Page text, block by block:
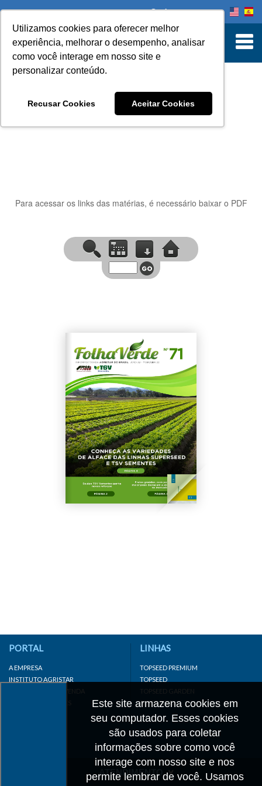
Utilizamos cookies para oferecer melhor
experiência, melhorar o desempenho, analisar
como você interage em nosso site e
personalizar conteúdo.
Recusar Cookies Aceitar Cookies
Onde comprar
INFORMATIVO
Para acessar os links das matérias, é necessário baixar o PDF
Este site armazena cookies em
seu computador. Esses cookies
são usados para coletar
informações sobre como você
interage com nosso site e nos
permite lembrar de você. Usamos
PORTAL
A EMPRESA
INSTITUTO AGRISTAR
DISTRIBUIDOR/REVENDA
LINKS IMPORTANTES
LINHAS
TOPSEED PREMIUM
TOPSEED
TOPSEED GARDEN
SUPERSEED
ATENDIMENTO